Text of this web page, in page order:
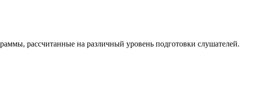
рассчитанные на различный уровень подготовки слушателей.